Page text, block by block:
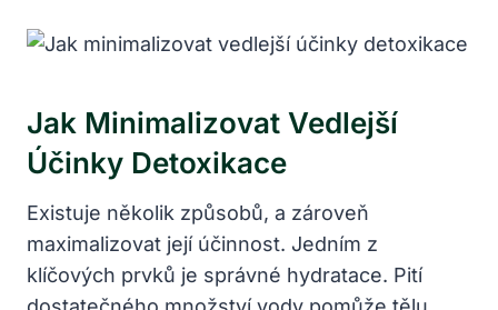
Jak Minimalizovat Vedlejší
Účinky Detoxikace
Existuje několik způsobů, a zároveň
maximalizovat její účinnost. Jedním z
klíčových prvků je správné hydratace. Pití